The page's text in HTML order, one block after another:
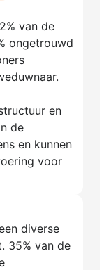
van de
ongetrouwd
en
de
en kunnen
voor
diverse
35% van de